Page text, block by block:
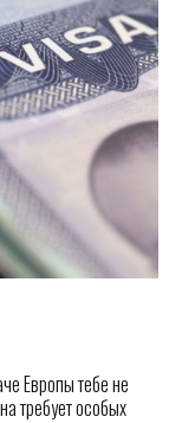
Европы тебе не
требует особых